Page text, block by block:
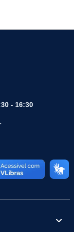
- 16:30